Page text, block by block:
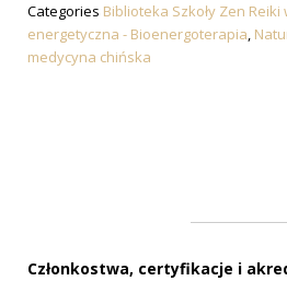
Categories Biblioteka Szkoły Zen Reiki
energetyczna - Bioenergoterapia,
medycyna chińska
Członkostwa, certyfikacje i